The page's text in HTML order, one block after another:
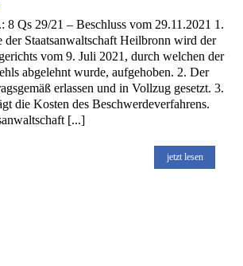
Qs 29/21 – Beschluss vom 29.11.2021 1.
der Staatsanwaltschaft Heilbronn wird der
vom 9. Juli 2021, durch welchen der
abgelehnt wurde, aufgehoben. 2. Der
erlassen und in Vollzug gesetzt. 3.
die Kosten des Beschwerdeverfahrens.
[...]
jetzt lesen